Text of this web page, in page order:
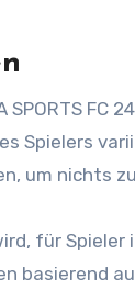
FC
Spielers
um nichts
für Spieler
basierend